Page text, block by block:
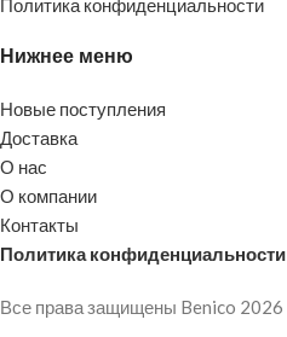
Политика конфиденциальности
Нижнее меню
Новые поступления
Доставка
О нас
О компании
Контакты
Политика конфиденциальности
Все права защищены Benico 2026